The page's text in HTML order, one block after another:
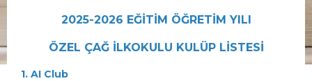
2025-2026 EĞİTİM ÖĞRETİM YILI
ÖZEL ÇAĞ İLKOKULU KULÜP LİSTESİ
1. AI Club